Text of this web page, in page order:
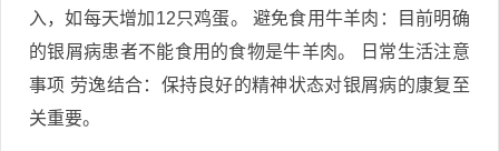
入，如每天增加12只鸡蛋。 避免食用牛羊肉：目前明确
的银屑病患者不能食用的食物是牛羊肉。 日常生活注意
事项 劳逸结合：保持良好的精神状态对银屑病的康复至
关重要。